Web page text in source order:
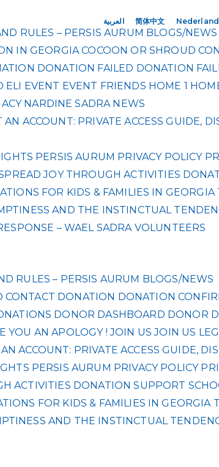
RULES – PERSIS AURUM BLOGS/NEWS
IN GEORGIA COCOON OR SHROUD
DONATION FAILED DONATION
ELI EVENT EVENT FRIENDS HOME 1
NARDINE SADRA NEWS
ACCOUNT: PRIVATE ACCESS GUIDE,
PERSIS AURUM PRIVACY POLICY
JOY THROUGH ACTIVITIES
FOR KIDS & FAMILIES IN GEORGIA
AND THE INSTINCTUAL
– WAEL SADRA VOLUNTEERS
RULES – PERSIS AURUM BLOGS/NEWS
CONTACT DONATION DONATION
DONOR DASHBOARD DONOR
YOU AN APOLOGY ! JOIN US JOIN US
ACCOUNT: PRIVATE ACCESS GUIDE,
PERSIS AURUM PRIVACY POLICY
ACTIVITIES DONATION SUPPORT
FOR KIDS & FAMILIES IN GEORGIA
AND THE INSTINCTUAL
العربية 简体中文